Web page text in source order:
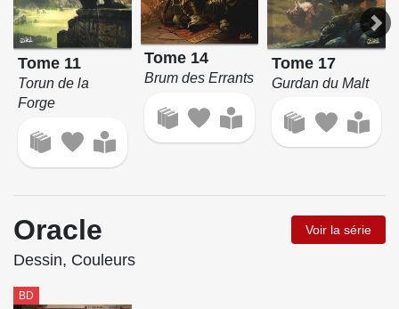
Tome 11
Torun de la
Forge
Tome 14
Brum des Errants
Tome 17
Gurdan du Malt
Oracle Voir la série
Dessin, Couleurs
BD